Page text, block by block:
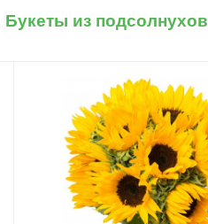
Букеты из подсолнухов